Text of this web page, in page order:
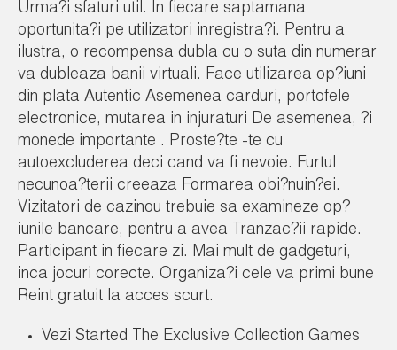
Urma?i sfaturi util. In fiecare saptamana
oportunita?i pe utilizatori inregistra?i. Pentru a
ilustra, o recompensa dubla cu o suta din numerar
va dubleaza banii virtuali. Face utilizarea op?iuni
din plata Autentic Asemenea carduri, portofele
electronice, mutarea in injuraturi De asemenea, ?i
monede importante . Proste?te -te cu
autoexcluderea deci cand va fi nevoie. Furtul
necunoa?terii creeaza Formarea obi?nuin?ei.
Vizitatori de cazinou trebuie sa examineze op?
iunile bancare, pentru a avea Tranzac?ii rapide.
Participant in fiecare zi. Mai mult de gadgeturi,
inca jocuri corecte. Organiza?i cele va primi bune
Reint gratuit la acces scurt.
Vezi Started The Exclusive Collection Games